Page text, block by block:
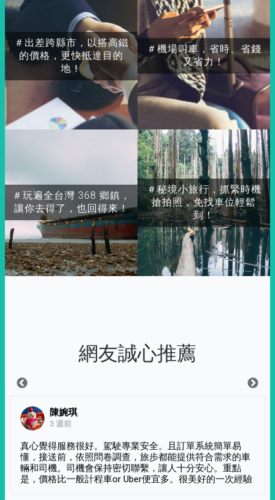
＃出差跨縣市，以搭高鐵
的價格，更快抵達目的
地！
＃玩遍全台灣 368 鄉鎮，
讓你去得了，也回得來！
＃秘境小旅行，抓緊時機
搶拍照，免找車位輕鬆
到！
＃機場叫車，省時、省錢
又省力！
網友誠心推薦
陳婉琪
3 週前
真心覺得服務很好。駕駛專業安全。且訂單系統簡單易
懂，接送前，依照問卷調查，旅步都能提供符合需求的車
輛和司機。司機會保持密切聯繫，讓人十分安心。重點
是，價格比一般計程車or Uber便宜多。很美好的一次經驗